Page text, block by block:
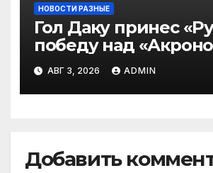
НОВОСТИ РАЗНЫЕ
Гол Даку принес
победу над
матче РПЛ
АВГ 3, 2026 ADMIN
Добавить